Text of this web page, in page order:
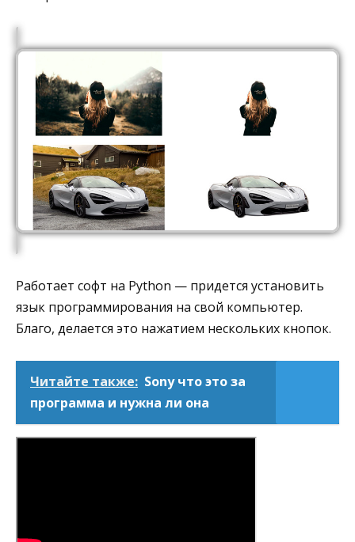
Работает софт на Python — придется установить
язык программирования на свой компьютер.
Благо, делается это нажатием нескольких кнопок.
Читайте также: Sony что это за
программа и нужна ли она